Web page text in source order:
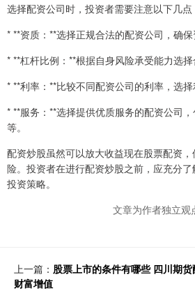
选择配资公司时，投资者需要注意以下几点
* **资质：**选择正规合法的配资公司，确保
* **杠杆比例：**根据自身风险承受能力选择
* **利率：**比较不同配资公司的利率，选择
* **服务：**选择提供优质服务的配资公司
等。
配资炒股虽然可以放大收益现在股票配资
险。投资者在进行配资炒股之前，应充分
投资策略。
文章为作者独立观
上一篇： 股票上市的条件有哪些 四川期货
财富增值